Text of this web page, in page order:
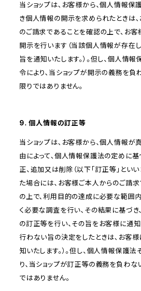
当ショップは、お客様から、個人情報保
き個人情報の開示を求められたときは
のご請求であることを確認の上で、お客
開示を行います（当該個人情報が存在
旨を通知いたします。）。但し、個人情
令により、当ショップが開示の義務を負
限りではありません。
9. 個人情報の訂正等
当ショップは、お客様から、個人情報が
由によって、個人情報保護法の定めに
正、追加又は削除（以下「訂正等」といい
た場合には、お客様ご本人からのご請
の上で、利用目的の達成に必要な範囲
く必要な調査を行い、その結果に基づ
の訂正等を行い、その旨をお客様に通
行わない旨の決定をしたときは、お客
知いたします。）。但し、個人情報保護
り、当ショップが訂正等の義務を負わな
ではありません。